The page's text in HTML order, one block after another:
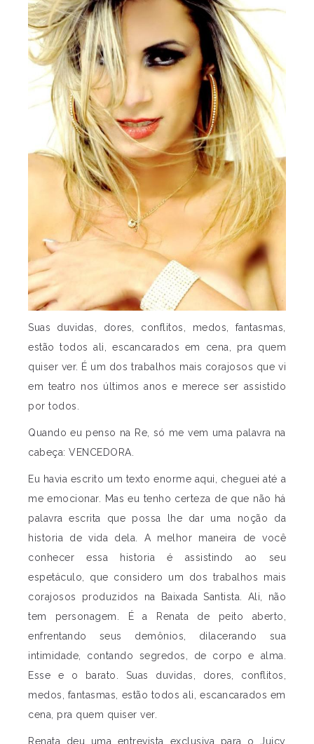
Suas duvidas, dores, conflitos, medos, fantasmas,
estão todos ali, escancarados em cena, pra quem
quiser ver. É um dos trabalhos mais corajosos que vi
em teatro nos últimos anos e merece ser assistido
por todos.
Quando eu penso na Re, só me vem uma palavra na
cabeça: VENCEDORA.
Eu havia escrito um texto enorme aqui, cheguei até a
me emocionar. Mas eu tenho certeza de que não há
palavra escrita que possa lhe dar uma noção da
historia de vida dela. A melhor maneira de você
conhecer essa historia é assistindo ao seu
espetáculo, que considero um dos trabalhos mais
corajosos produzidos na Baixada Santista. Ali, não
tem personagem. É a Renata de peito aberto,
enfrentando seus demônios, dilacerando sua
intimidade, contando segredos, de corpo e alma.
Esse e o barato. Suas duvidas, dores, conflitos,
medos, fantasmas, estão todos ali, escancarados em
cena, pra quem quiser ver.
Renata deu uma entrevista exclusiva para o Juicy